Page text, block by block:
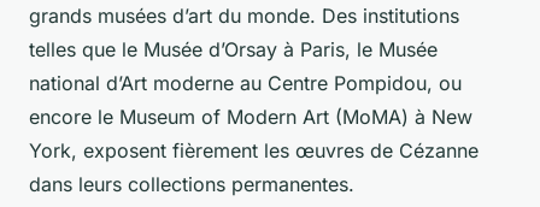
grands musées d’art du monde. Des institutions
telles que le Musée d’Orsay à Paris, le Musée
national d’Art moderne au Centre Pompidou, ou
encore le Museum of Modern Art (MoMA) à New
York, exposent fièrement les œuvres de Cézanne
dans leurs collections permanentes.